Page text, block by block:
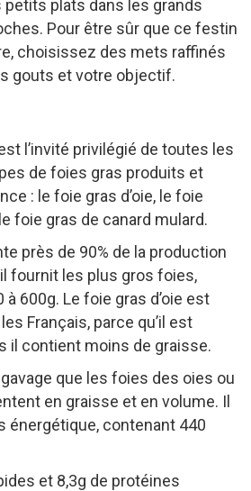
plats dans les grands
Pour être sûr que ce festin
choisissez des mets raffinés
gouts et votre objectif.
l’invité privilégié de toutes les
de foies gras produits et
: le foie gras d’oie, le foie
foie gras de canard mulard.
près de 90% de la production
fournit les plus gros foies,
600g. Le foie gras d’oie est
Français, parce qu’il est
il contient moins de graisse.
gavage que les foies des oies ou
en graisse et en volume. Il
énergétique, contenant 440
et 8,3g de protéines